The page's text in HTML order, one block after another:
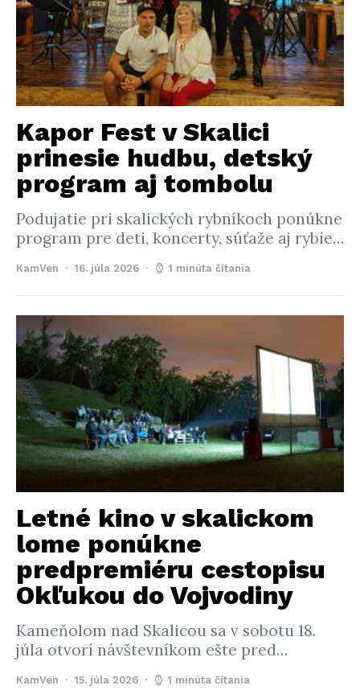
Kapor Fest v Skalici
prinesie hudbu, detský
program aj tombolu
Podujatie pri skalických rybníkoch ponúkne
program pre deti, koncerty, súťaže aj rybie…
KamVen 16. júla 2026 1 minúta čítania
Letné kino v skalickom
lome ponúkne
predpremiéru cestopisu
Okľukou do Vojvodiny
Kameňolom nad Skalicou sa v sobotu 18.
júla otvorí návštevníkom ešte pred…
KamVen 15. júla 2026 1 minúta čítania